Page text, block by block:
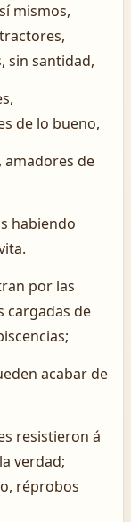
mismos,
sin santidad,
de lo bueno,
amadores de
habiendo
por las
cargadas de
acabar de
resistieron á
verdad;
réprobos